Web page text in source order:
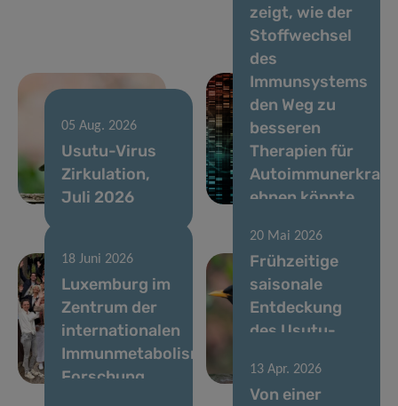
05 Aug. 2026
Usutu-Virus
Zirkulation,
Juli 2026
zeigt, wie der
Stoffwechsel
des
Immunsystems
den Weg zu
besseren
Therapien für
ebnen könnte
18 Juni 2026
Luxemburg im
Zentrum der
internationalen
Immunmetabolismus-
Forschung
20 Mai 2026
Frühzeitige
saisonale
Entdeckung
des Usutu-
2026
13 Apr. 2026
Von einer